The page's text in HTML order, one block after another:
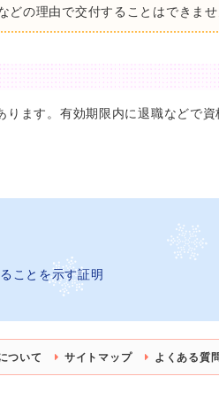
どの理由で交付することはできませ
ります。有効期限内に退職などで
ことを示す証明
ついて サイトマップ よくある質